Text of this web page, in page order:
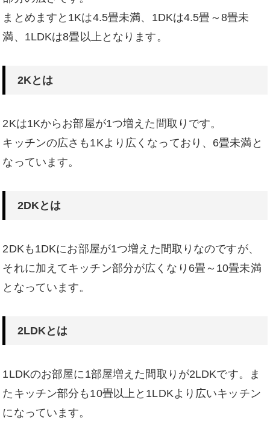
まとめますと1Kは4.5畳未満、1DKは4.5畳～8畳未
満、1LDKは8畳以上となります。
2Kとは
2Kは1Kからお部屋が1つ増えた間取りです。
キッチンの広さも1Kより広くなっており、6畳未満と
なっています。
2DKとは
2DKも1DKにお部屋が1つ増えた間取りなのですが、
それに加えてキッチン部分が広くなり6畳～10畳未満
となっています。
2LDKとは
1LDKのお部屋に1部屋増えた間取りが2LDKです。ま
たキッチン部分も10畳以上と1LDKより広いキッチン
になっています。